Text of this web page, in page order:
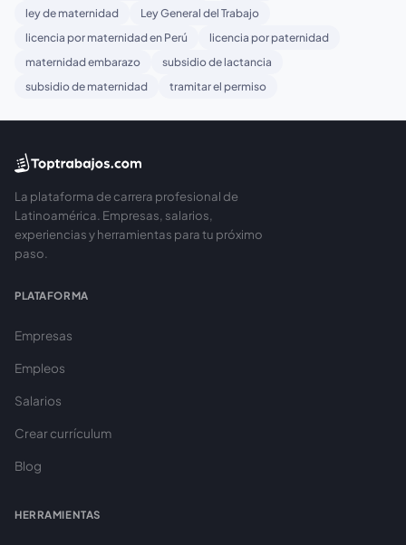
ley de maternidad
Ley General del Trabajo
licencia por maternidad en Perú
licencia por paternidad
maternidad embarazo
subsidio de lactancia
subsidio de maternidad
tramitar el permiso
La plataforma de carrera profesional de
Latinoamérica. Empresas, salarios,
experiencias y herramientas para tu próximo
paso.
PLATAFORMA
Empresas
Empleos
Salarios
Crear currículum
Blog
HERRAMIENTAS